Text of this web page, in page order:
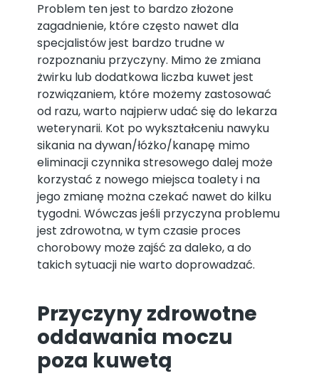
Problem ten jest to bardzo złożone
zagadnienie, które często nawet dla
specjalistów jest bardzo trudne w
rozpoznaniu przyczyny. Mimo że zmiana
żwirku lub dodatkowa liczba kuwet jest
rozwiązaniem, które możemy zastosować
od razu, warto najpierw udać się do lekarza
weterynarii. Kot po wykształceniu nawyku
sikania na dywan/łóżko/kanapę mimo
eliminacji czynnika stresowego dalej może
korzystać z nowego miejsca toalety i na
jego zmianę można czekać nawet do kilku
tygodni. Wówczas jeśli przyczyna problemu
jest zdrowotna, w tym czasie proces
chorobowy może zajść za daleko, a do
takich sytuacji nie warto doprowadzać.
Przyczyny zdrowotne
oddawania moczu
poza kuwetą